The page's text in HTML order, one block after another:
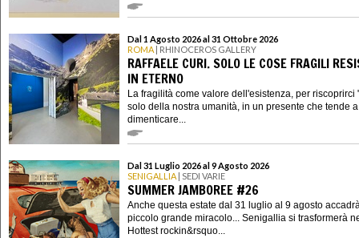
Dal 1 Agosto 2026 al 31 Ottobre 2026
ROMA | RHINOCEROS GALLERY
RAFFAELE CURI. SOLO LE COSE FRAGILI
IN ETERNO
La fragilità come valore dell'esistenza, per riscoprirci
solo della nostra umanità, in un presente che tende
dimenticare...
Dal 31 Luglio 2026 al 9 Agosto 2026
SENIGALLIA | SEDI VARIE
SUMMER JAMBOREE #26
Anche questa estate dal 31 luglio al 9 agosto
piccolo grande miracolo... Senigallia si trasformerà
Hottest rockin&rsquo...